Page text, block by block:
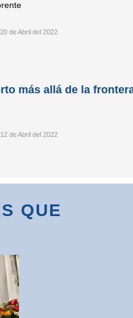
20 de Abril del 2022
más allá de la
12 de Abril del 2022
QUE